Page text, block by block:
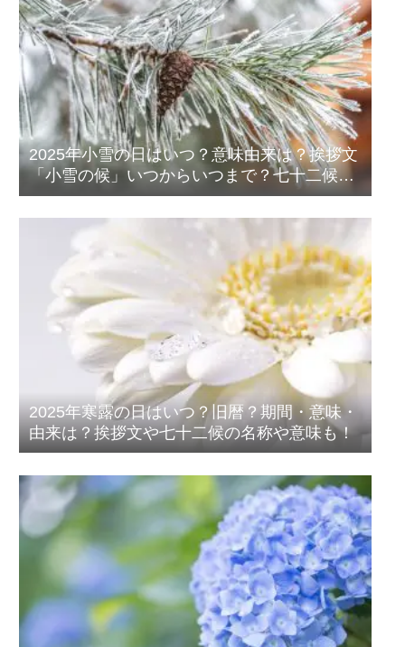
2025年小雪の日はいつ？意味由来は？挨拶文
「小雪の候」いつからいつまで？七十二候
は？
2025年寒露の日はいつ？旧暦？期間・意味・
由来は？挨拶文や七十二候の名称や意味も！